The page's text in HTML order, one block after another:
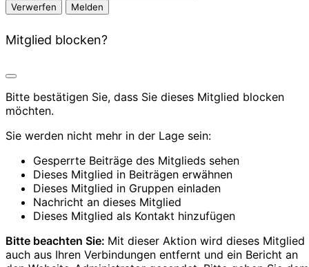
Melden
Mitglied blocken?
Bitte bestätigen Sie, dass Sie dieses Mitglied blocken
möchten.
Sie werden nicht mehr in der Lage sein:
Gesperrte Beiträge des Mitglieds sehen
Dieses Mitglied in Beiträgen erwähnen
Dieses Mitglied in Gruppen einladen
Nachricht an dieses Mitglied
Dieses Mitglied als Kontakt hinzufügen
Bitte beachten Sie: Mit dieser Aktion wird dieses Mitglied
auch aus Ihren Verbindungen entfernt und ein Bericht an